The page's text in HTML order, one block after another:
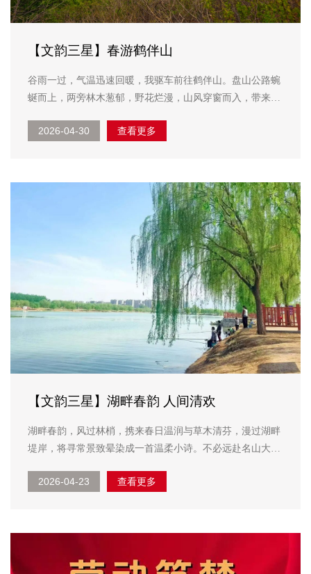
【文韵三星】春游鹤伴山
谷雨一过，气温迅速回暖，我驱车前往鹤伴山。盘山公路蜿
蜒而上，两旁林木葱郁，野花烂漫，山风穿窗而入，带来草
森林公园，森林覆盖率超九成，一路走进去，满目皆是绿
2026-04-30 查看更多
【文韵三星】湖畔春韵 人间清欢
湖畔春韵，风过林梢，携来春日温润与草木清芬，漫过湖畔
堤岸，将寻常景致晕染成一首温柔小诗。不必远赴名山大
时光里藏起的小美好，待人心静下来，慢慢品读，便会遇见
2026-04-23 查看更多